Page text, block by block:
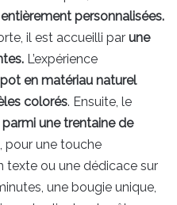
personnalisées.
il est accueilli par une
L’expérience
pot en matériau naturel
colorés. Ensuite, le
une trentaine de
pour une touche
texte ou une dédicace sur
une bougie unique,